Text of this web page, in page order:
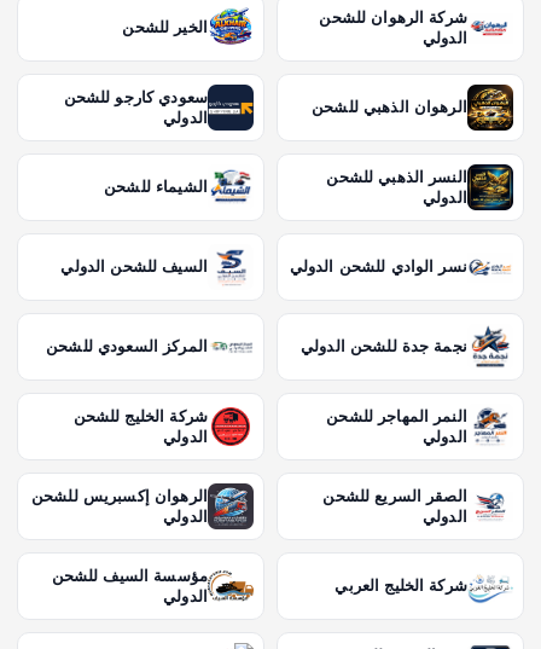
شركة الرهوان للشحن
الدولي
الخير للشحن
الرهوان الذهبي للشحن
سعودي كارجو للشحن
الدولي
النسر الذهبي للشحن
الدولي
الشيماء للشحن
نسر الوادي للشحن الدولي السيف للشحن الدولي
نجمة جدة للشحن الدولي المركز السعودي للشحن
النمر المهاجر للشحن
الدولي
شركة الخليج للشحن
الدولي
الصقر السريع للشحن
الدولي
الرهوان إكسبريس للشحن
الدولي
شركة الخليج العربي
مؤسسة السيف للشحن
الدولي